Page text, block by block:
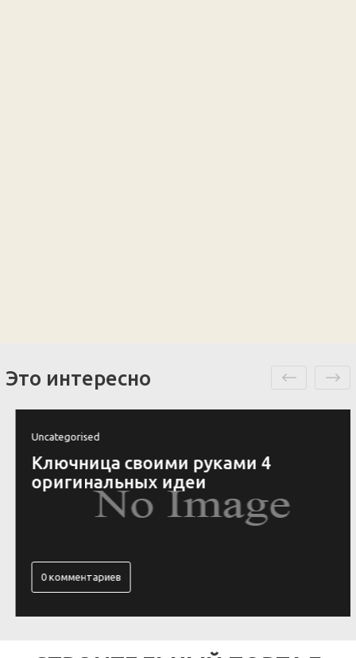
Это интересно
Uncategorised
Ключница своими руками 4
оригинальных идеи
0 комментариев